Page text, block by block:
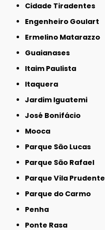
Cidade Tiradentes
Engenheiro Goulart
Ermelino Matarazzo
Guaianases
Itaim Paulista
Itaquera
Jardim Iguatemi
José Bonifácio
Mooca
Parque São Lucas
Parque São Rafael
Parque Vila Prudente
Parque do Carmo
Penha
Ponte Rasa